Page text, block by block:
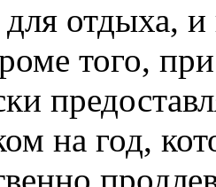
отдыха, и
того,
на год,